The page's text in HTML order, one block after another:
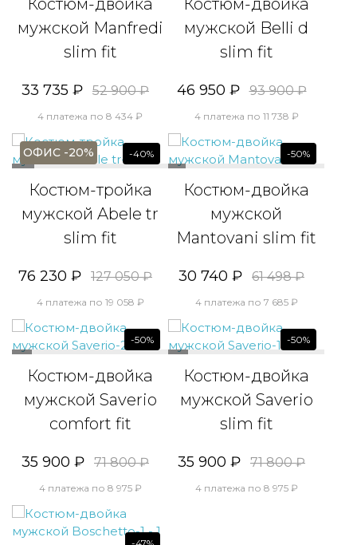
Костюм-двойка
мужской Manfredi
slim fit
33 735 ₽ 52 900 ₽
4 платежа по 8 434 ₽
Костюм-двойка
мужской Belli d
slim fit
46 950 ₽ 93 900 ₽
4 платежа по 11 738 ₽
ОФИС -20% -40%
Костюм-тройка
мужской Abele tr
slim fit
76 230 ₽ 127 050 ₽
4 платежа по 19 058 ₽
-50%
Костюм-двойка
мужской
Mantovani slim fit
30 740 ₽ 61 498 ₽
4 платежа по 7 685 ₽
-50%
Костюм-двойка
мужской Saverio
comfort fit
35 900 ₽ 71 800 ₽
4 платежа по 8 975 ₽
-50%
Костюм-двойка
мужской Saverio
slim fit
35 900 ₽ 71 800 ₽
4 платежа по 8 975 ₽
-47%